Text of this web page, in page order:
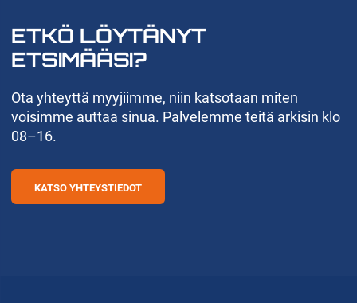
ETKÖ LÖYTÄNYT
ETSIMÄÄSI?
Ota yhteyttä myyjiimme, niin katsotaan miten
voisimme auttaa sinua. Palvelemme teitä arkisin klo
08–16.
KATSO YHTEYSTIEDOT